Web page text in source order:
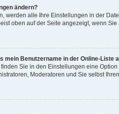
ändern?
werden alle Ihre Einstellungen in der
oben auf der Seite angezeigt, wenn
mein Benutzername in der Online-Liste
Sie in den Einstellungen eine
Moderatoren und Sie selbst